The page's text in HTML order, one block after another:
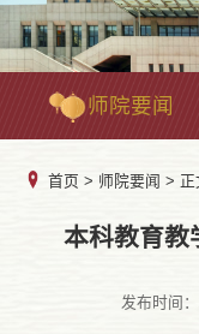
师院要闻
首页 > 师院要闻 > 正
本科教育教
发布时间